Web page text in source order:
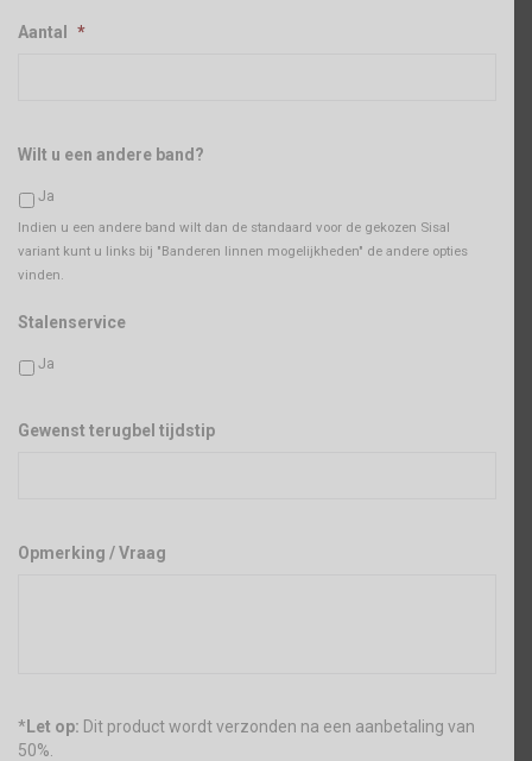
Aantal *
Wilt u een andere band?
Ja
Indien u een andere band wilt dan de standaard voor de gekozen Sisal
variant kunt u links bij "Banderen linnen mogelijkheden" de andere opties
vinden.
Stalenservice
Ja
Gewenst terugbel tijdstip
Opmerking / Vraag
* Let op: Dit product wordt verzonden na een aanbetaling van
50%.